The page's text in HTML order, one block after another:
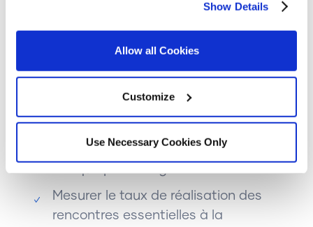
for more details.
Show Details
Allow all Cookies
Customize
Use Necessary Cookies Only
communication.
équipes lors des activités clés de
gestion.
Centraliser les outils essentiels à
Mesurer le taux de réalisation des
rencontres essentielles à la